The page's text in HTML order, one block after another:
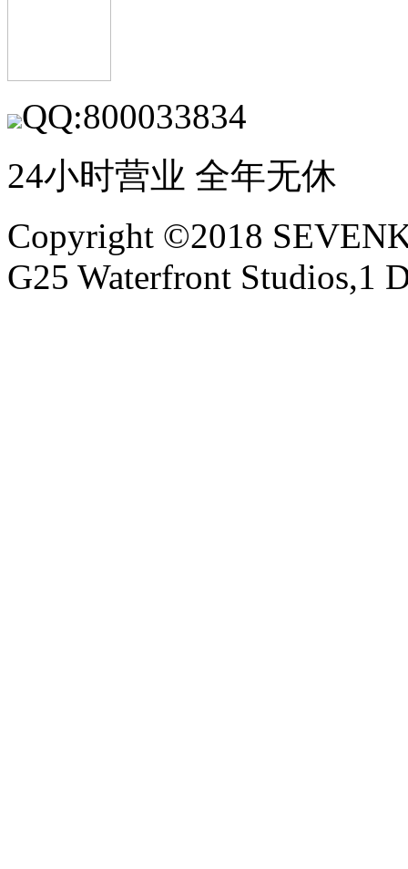
QQ:800033834
24小时营业 全年无休
Copyright ©2018
G25 Waterfront Studios,1